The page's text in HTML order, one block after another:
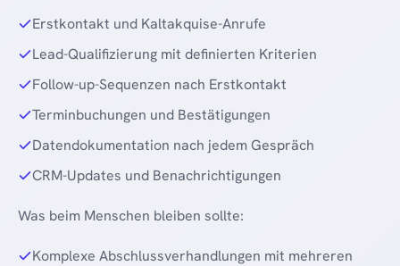
Erstkontakt und Kaltakquise-Anrufe
Lead-Qualifizierung mit definierten Kriterien
Follow-up-Sequenzen nach Erstkontakt
Terminbuchungen und Bestätigungen
Datendokumentation nach jedem Gespräch
CRM-Updates und Benachrichtigungen
Was beim Menschen bleiben sollte:
Komplexe Abschlussverhandlungen mit mehreren